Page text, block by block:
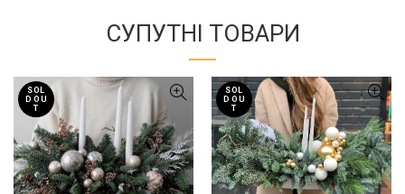
СУПУТНІ ТОВАРИ
SOL
D OU
T
SOL
D OU
T